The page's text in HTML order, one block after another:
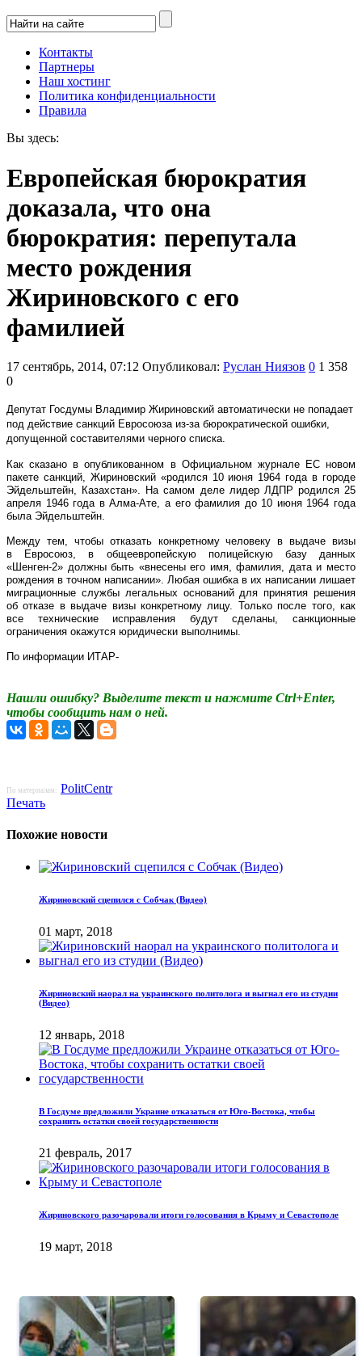
Контакты
Партнеры
Наш хостинг
Политика конфиденциальности
Правила
Вы здесь:
Европейская бюрократия
доказала, что она
бюрократия: перепутала
место рождения
Жириновского с его
фамилией
17 сентябрь, 2014, 07:12 Опубликовал: Руслан Ниязов 0 1 358
0
Депутат Госдумы Владимир Жириновский автоматически не попадает
под действие санкций Евросоюза из-за бюрократической ошибки,
допущенной составителями черного списка.
Как сказано в опубликованном в Официальном журнале ЕС новом
пакете санкций, Жириновский «родился 10 июня 1964 года в городе
Эйдельштейн, Казахстан». На самом деле лидер ЛДПР родился 25
апреля 1946 года в Алма-Ате, а его фамилия до 10 июня 1964 года
была Эйдельштейн.
Между тем, чтобы отказать конкретному человеку в выдаче визы
в Евросоюз, в общеевропейскую полицейскую базу данных
«Шенген-2» должны быть «внесены его имя, фамилия, дата и место
рождения в точном написании». Любая ошибка в их написании лишает
миграционные службы легальных оснований для принятия решения
об отказе в выдаче визы конкретному лицу. Только после того, как
все технические исправления будут сделаны, санкционные
ограничения окажутся юридически выполнимы.
По информации ИТАР-
Нашли ошибку? Выделите текст и нажмите Ctrl+Enter,
чтобы сообщить нам о ней.
По материалам: PolitCentr
Печать
Похожие новости
Жириновский сцепился с Собчак (Видео)
01 март, 2018
Жириновский наорал на украинского политолога и выгнал его из студии
(Видео)
12 январь, 2018
В Госдуме предложили Украине отказаться от Юго-Востока, чтобы
сохранить остатки своей государственности
21 февраль, 2017
Жириновского разочаровали итоги голосования в Крыму и Севастополе
19 март, 2018